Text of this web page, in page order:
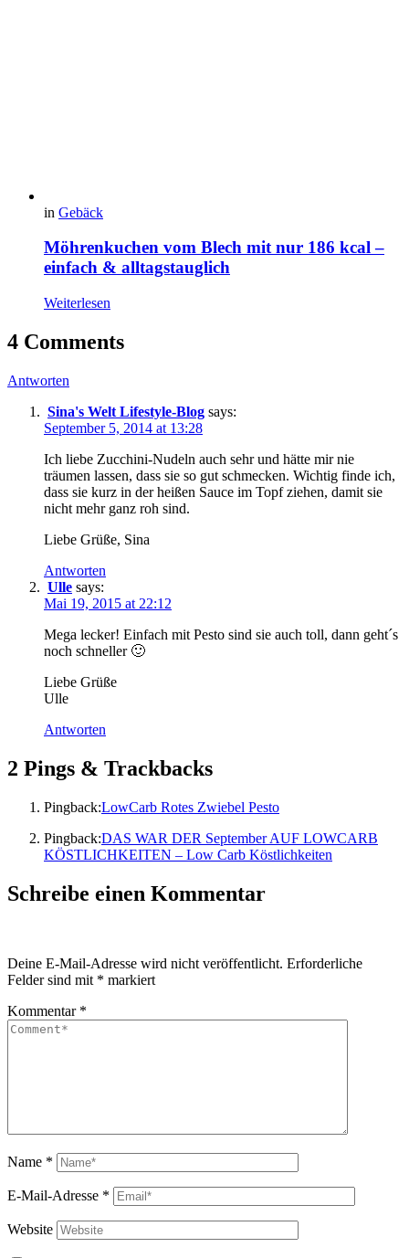
in Gebäck
Möhrenkuchen vom Blech mit nur 186 kcal –
einfach & alltagstauglich
Weiterlesen
4 Comments
Antworten
Sina's Welt Lifestyle-Blog says:
September 5, 2014 at 13:28
Ich liebe Zucchini-Nudeln auch sehr und hätte mir nie
träumen lassen, dass sie so gut schmecken. Wichtig finde ich,
dass sie kurz in der heißen Sauce im Topf ziehen, damit sie
nicht mehr ganz roh sind.
Liebe Grüße, Sina
Antworten
Ulle says:
Mai 19, 2015 at 22:12
Mega lecker! Einfach mit Pesto sind sie auch toll, dann geht´s
noch schneller 🙂
Liebe Grüße
Ulle
Antworten
2 Pings & Trackbacks
Pingback:LowCarb Rotes Zwiebel Pesto
Pingback:DAS WAR DER September AUF LOWCARB
KÖSTLICHKEITEN – Low Carb Köstlichkeiten
Schreibe einen Kommentar
Deine E-Mail-Adresse wird nicht veröffentlicht. Erforderliche
Felder sind mit * markiert
Kommentar *
Name *
E-Mail-Adresse *
Website